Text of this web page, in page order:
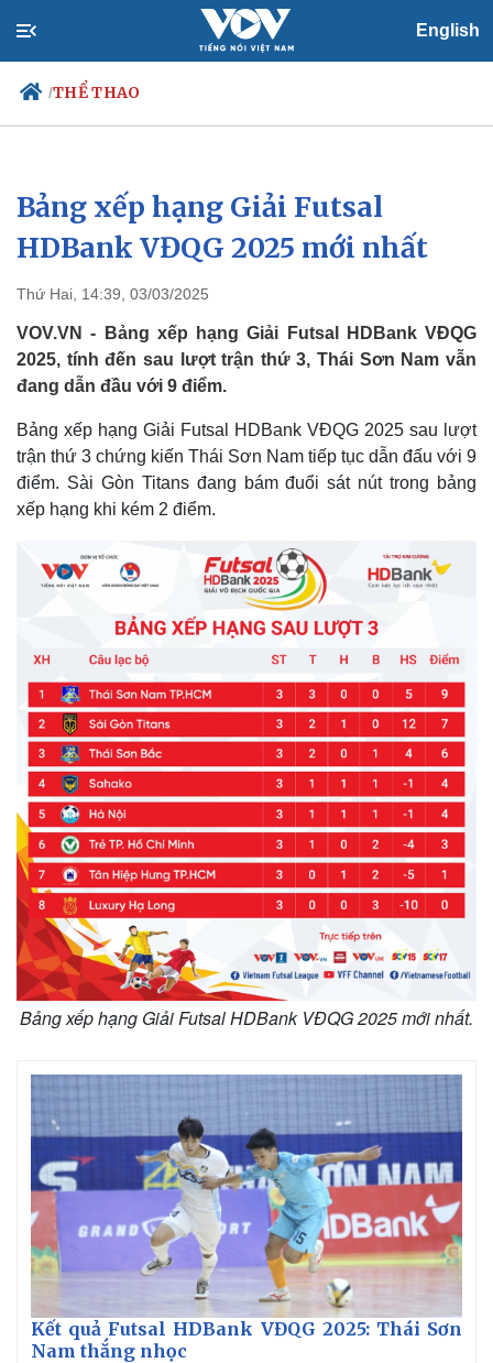
English
/THỂ THAO
Chính trị
Đảng
Tổ chức nhân sự
Nhận diện sự thật
Xã hội
Tin 24h
Dự báo thời tiết
Việc làm
Biển đảo
Bảng xếp hạng Giải Futsal
HDBank VĐQG 2025 mới nhất
Thứ Hai, 14:39, 03/03/2025
VOV.VN - Bảng xếp hạng Giải Futsal HDBank VĐQG
2025, tính đến sau lượt trận thứ 3, Thái Sơn Nam vẫn
đang dẫn đầu với 9 điểm.
Bảng xếp hạng Giải Futsal HDBank VĐQG 2025 sau lượt
trận thứ 3 chứng kiến Thái Sơn Nam tiếp tục dẫn đấu với 9
điểm. Sài Gòn Titans đang bám đuổi sát nút trong bảng
xếp hạng khi kém 2 điểm.
Bảng xếp hạng Giải Futsal HDBank VĐQG 2025 mới nhất.
Kết quả Futsal HDBank VĐQG 2025: Thái Sơn
Nam thắng nhọc